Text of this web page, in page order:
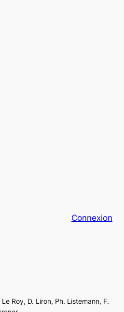
Connexion
Roy, D. Liron, Ph. Listemann, F.